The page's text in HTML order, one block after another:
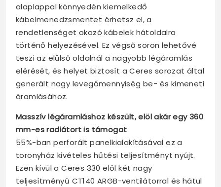
alaplappal könnyedén kiemelkedő
kábelmenedzsmentet érhetsz el, a
rendetlenséget okozó kábelek hátoldalra
történő helyezésével. Ez végső soron lehetővé
teszi az elülső oldalnál a nagyobb légáramlás
elérését, és helyet biztosít a Ceres sorozat által
generált nagy levegőmennyiség be- és kimeneti
áramlásához.
Masszív légáramláshoz készült, elöl akár egy 360
mm-es radiátort is támogat
55%-ban perforált panelkialakításával ez a
toronyház kivételes hűtési teljesítményt nyújt.
Ezen kívül a Ceres 330 elöl két nagy
teljesítményű CT140 ARGB-ventilátorral és hátul